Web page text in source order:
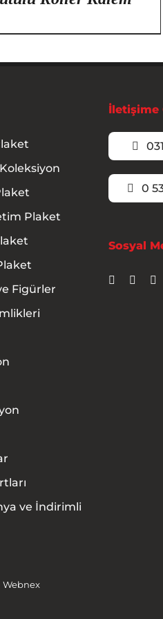
Koleksiyon
Plaket
Figürler
ve İndirimli
İletişime
0
Sosyal
Webnex